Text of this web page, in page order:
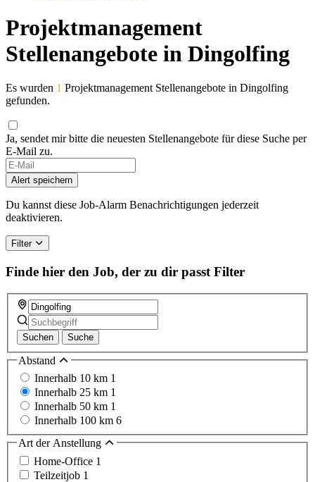
Projektmanagement
Stellenangebote in Dingolfing
Es wurden 1 Projektmanagement Stellenangebote in Dingolfing
gefunden.
Ja, sendet mir bitte die neuesten Stellenangebote für diese Suche per
E-Mail zu.
If
you
are
a
human,
this
field
Alert speichern
Du kannst diese Job-Alarm Benachrichtigungen jederzeit
deaktivieren.
Filter
Finde hier den Job, der zu dir passt Filter
Suchen Suche
Abstand
Innerhalb 10 km 1
Innerhalb 25 km 1
Innerhalb 50 km 1
Innerhalb 100 km 6
Art der Anstellung
Home-Office 1
Teilzeitjob 1